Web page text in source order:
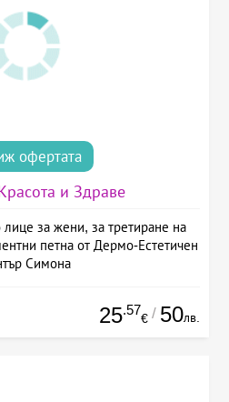
офертата
Красота и Здраве
за жени, за третиране на
петна от Дермо-Естетичен
Симона
25.57
€ / 50лв.